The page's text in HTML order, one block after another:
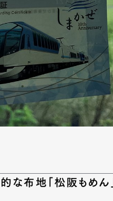
な布地「松阪もめん」